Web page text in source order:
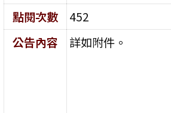
點閱次數
452
公告內容
詳如附件。